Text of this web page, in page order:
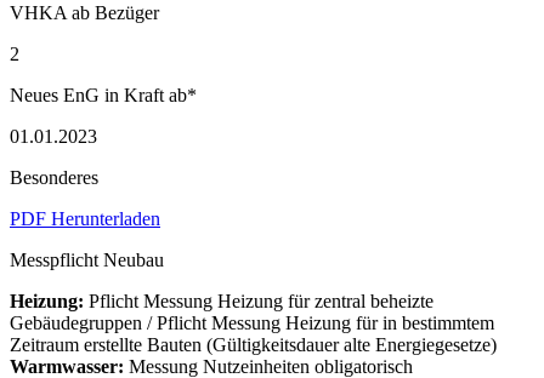
VHKA ab Bezüger
2
Neues EnG in Kraft ab*
01.01.2023
Besonderes
PDF Herunterladen
Messpflicht Neubau
Heizung: Pflicht Messung Heizung für zentral beheizte
Gebäudegruppen / Pflicht Messung Heizung für in bestimmtem
Zeitraum erstellte Bauten (Gültigkeitsdauer alte Energiegesetze)
Warmwasser: Messung Nutzeinheiten obligatorisch